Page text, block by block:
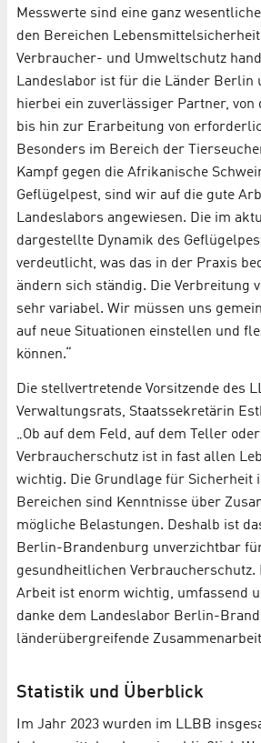
Messwerte sind eine ganz
den Bereichen
Verbraucher- und Umweltschutz
Landeslabor ist für die Länder Berlin
hierbei ein zuverlässiger Partner, von
bis hin zur Erarbeitung von
Besonders im Bereich der
Kampf gegen die Afrikanische
Geflügelpest, sind wir auf die gute
Landeslabors angewiesen. Die im
dargestellte Dynamik des
verdeutlicht, was das in der Praxis
ändern sich ständig. Die Verbreitung
sehr variabel. Wir müssen uns
auf neue Situationen einstellen und
können.“
Die stellvertretende Vorsitzende des
Verwaltungsrats, Staatssekretärin
„Ob auf dem Feld, auf dem Teller
Verbraucherschutz ist in fast allen
wichtig. Die Grundlage für Sicherheit
Bereichen sind Kenntnisse über
mögliche Belastungen. Deshalb ist
Berlin-Brandenburg unverzichtbar
gesundheitlichen Verbraucherschutz.
Arbeit ist enorm wichtig, umfassend
danke dem Landeslabor Berlin-
länderübergreifende
Statistik und Überblick
Im Jahr 2023 wurden im LLBB